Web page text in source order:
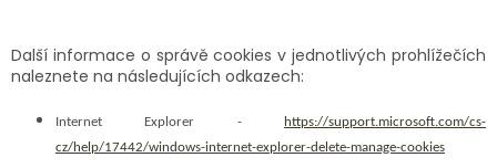
Další informace o správě cookies v jednotlivých prohlížečích
naleznete na následujících odkazech:
Internet Explorer -
https://support.microsoft.com/cs-
cz/help/17442/windows-internet-explorer-delete-manage-cookies